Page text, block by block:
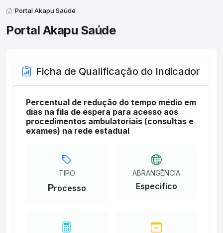
Portal Akapu Saúde
Portal Akapu Saúde
Ficha de Qualificação do Indicador
Percentual de redução do tempo médio em
dias na fila de espera para acesso aos
procedimentos ambulatoriais (consultas e
exames) na rede estadual
TIPO
Processo
ABRANGÊNCIA
Especifico